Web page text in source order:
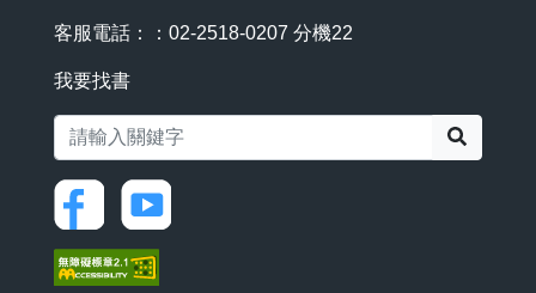
客服電話：：02-2518-0207 分機22
我要找書